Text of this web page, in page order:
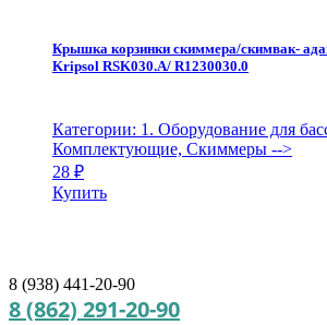
Крышка корзинки скиммера/скимвак-
Kripsol RSK030.A/ R1230030.0
Категории: 1. Оборудование для
Комплектующие, Скиммеры -->
28 ₽
Купить
8 (938) 441-20-90
8 (862) 291-20-90